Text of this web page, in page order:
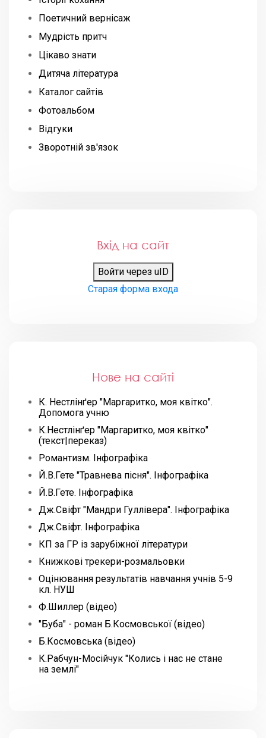
Поетичний вернісаж
Мудрість притч
Цікаво знати
Дитяча література
Каталог сайтів
Фотоальбом
Відгуки
Зворотній зв'язок
Вхід на сайт
Войти через uID
Старая форма входа
Нове на сайті
К. Нестлінґер "Маргаритко, моя квітко".
Допомога учню
К.Нестлінґер "Маргаритко, моя квітко"
(текст|переказ)
Романтизм. Інфографіка
Й.В.Гете "Травнева пісня". Інфографіка
Й.В.Гете. Інфографіка
Дж.Свіфт "Мандри Гуллівера". Інфографіка
Дж.Свіфт. Інфографіка
КП за ГР із зарубіжної літератури
Книжкові трекери-розмальовки
Оцінювання результатів навчання учнів 5-9
кл. НУШ
Ф.Шиллер (відео)
"Буба" - роман Б.Космовської (відео)
Б.Космовська (відео)
К.Рабчун-Мосійчук "Колись і нас не стане
на землі"